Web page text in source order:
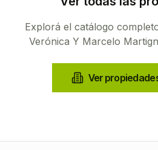
Explorá el catálogo
Verónica Y Marcelo
Ver